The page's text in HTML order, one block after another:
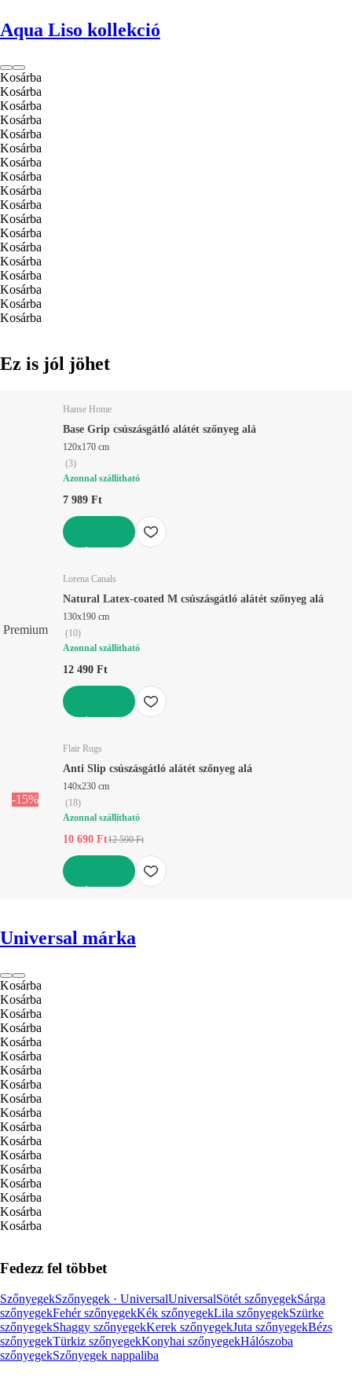
Aqua Liso kollekció
Kosárba
Kosárba
Kosárba
Kosárba
Kosárba
Kosárba
Kosárba
Kosárba
Kosárba
Kosárba
Kosárba
Kosárba
Kosárba
Kosárba
Kosárba
Kosárba
Kosárba
Kosárba
Ez is jól jöhet
Hanse Home
Base Grip csúszásgátló alátét szőnyeg alá
120x170 cm
(3)
Azonnal szállítható
7 989 Ft
Premium
Lorena Canals
Natural Latex-coated M csúszásgátló alátét szőnyeg alá
130x190 cm
(10)
Azonnal szállítható
12 490 Ft
-15%
Flair Rugs
Anti Slip csúszásgátló alátét szőnyeg alá
140x230 cm
(18)
Azonnal szállítható
10 690 Ft12 590 Ft
Universal márka
Kosárba
Kosárba
Kosárba
Kosárba
Kosárba
Kosárba
Kosárba
Kosárba
Kosárba
Kosárba
Kosárba
Kosárba
Kosárba
Kosárba
Kosárba
Kosárba
Kosárba
Kosárba
Fedezz fel többet
SzőnyegekSzőnyegek · UniversalUniversalSötét szőnyegekSárga
szőnyegekFehér szőnyegekKék szőnyegekLila szőnyegekSzürke
szőnyegekShaggy szőnyegekKerek szőnyegekJuta szőnyegekBézs
szőnyegekTürkiz szőnyegekKonyhai szőnyegekHálószoba
szőnyegekSzőnyegek nappaliba